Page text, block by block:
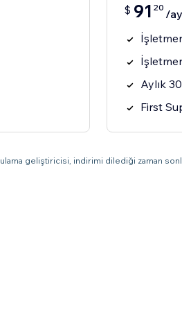
$ 91 20 /ay
Aylık
First
geliştiricisi, indirimi dilediği zaman